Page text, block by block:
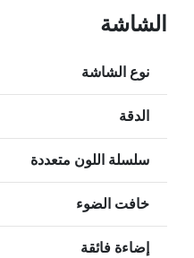
الشاشة
نوع الشاشة
الدقة
سلسلة اللون متعددة
خافت الضوء
إضاءة فائقة